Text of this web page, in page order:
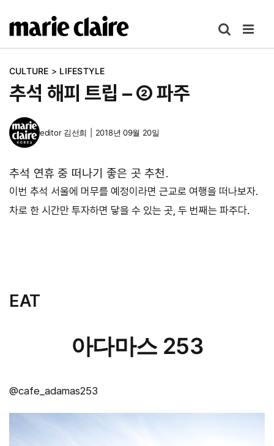
텐
건CULTURE > LIFESTYLE
추석 해피 트립 – ② 파주
editor 김선희 2018년 09월 20일
추석 연휴 중 떠나기 좋은 곳 추천.
이번 추석 서울에 머무를 예정이라면 근교로 여행을 떠나보자.
차로 한 시간만 투자하면 닿을 수 있는 곳, 두 번째는 파주다.
EAT
아다마스 253
@cafe_adamas253